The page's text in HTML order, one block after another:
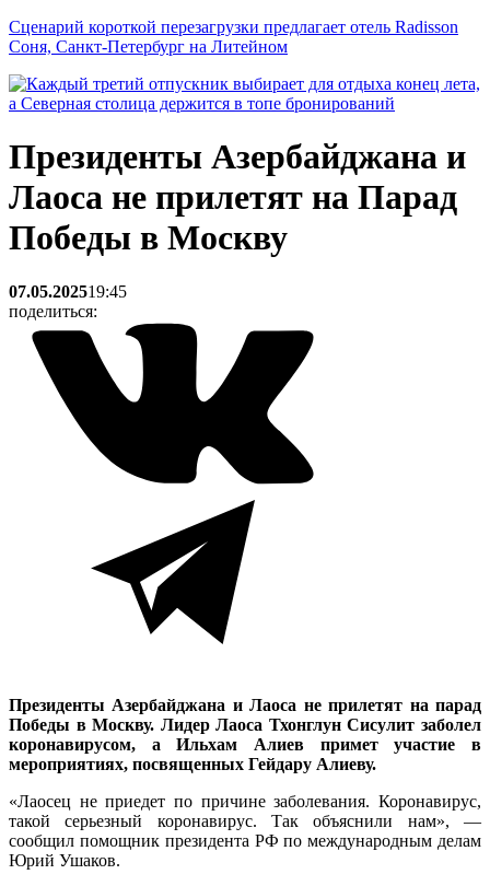
Сценарий короткой перезагрузки предлагает отель Radisson
Соня, Санкт-Петербург на Литейном
Президенты Азербайджана и
Лаоса не прилетят на Парад
Победы в Москву
07.05.202519:45
поделиться:
Президенты Азербайджана и Лаоса не прилетят на парад
Победы в Москву. Лидер Лаоса Тхонглун Сисулит заболел
коронавирусом, а Ильхам Алиев примет участие в
мероприятиях, посвященных Гейдару Алиеву.
«Лаосец не приедет по причине заболевания. Коронавирус,
такой серьезный коронавирус. Так объяснили нам», —
сообщил помощник президента РФ по международным делам
Юрий Ушаков.